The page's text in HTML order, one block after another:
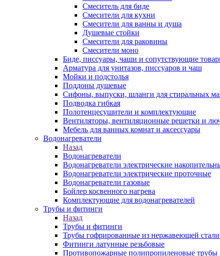
Смеситель для биде
Смесители для кухни
Смесители для ванны и душа
Душевые стойки
Смесители для раковины
Смесители моно
Биде, писсуары, чаши и сопутствующие
Арматура для унитазов, писсуаров и чаш
Мойки и подстолья
Поддоны душевые
Сифоны, выпуски, шланги для стиральных
Подводка гибкая
Полотенцесушители и комплектующие
Вентиляторы, вентиляционные решетки и
Мебель для ванных комнат и аксессуары
Водонагреватели
Назад
Водонагреватели
Водонагреватели электрические
Водонагреватели электрические проточные
Водонагреватели газовые
Бойлер косвенного нагрева
Комплектующие для водонагревателей
Трубы и фитинги
Назад
Трубы и фитинги
Трубы гофрированные из нержавеющей
Фитинги латунные резьбовые
Противопожарные полипропиленовые